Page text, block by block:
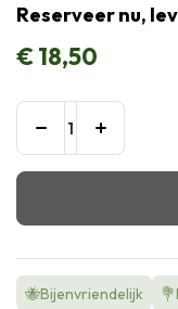
Reserveer nu,
€18,50
🐝Bijenvriendelijk